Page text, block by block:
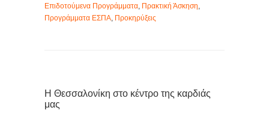
Επιδοτούμενα Προγράμματα, Πρακτική Άσκηση,
Προγράμματα ΕΣΠΑ, Προκηρύξεις
Η Θεσσαλονίκη στο κέντρο της καρδιάς
μας